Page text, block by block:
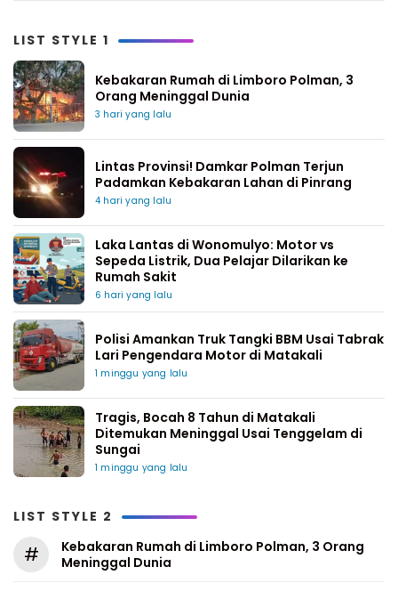
LIST STYLE 1
Kebakaran Rumah di Limboro Polman, 3
Orang Meninggal Dunia
3 hari yang lalu
Lintas Provinsi! Damkar Polman Terjun
Padamkan Kebakaran Lahan di Pinrang
4 hari yang lalu
Laka Lantas di Wonomulyo: Motor vs
Sepeda Listrik, Dua Pelajar Dilarikan ke
Rumah Sakit
6 hari yang lalu
Polisi Amankan Truk Tangki BBM Usai Tabrak
Lari Pengendara Motor di Matakali
1 minggu yang lalu
Tragis, Bocah 8 Tahun di Matakali
Ditemukan Meninggal Usai Tenggelam di
Sungai
1 minggu yang lalu
LIST STYLE 2
#
Kebakaran Rumah di Limboro Polman, 3 Orang
Meninggal Dunia